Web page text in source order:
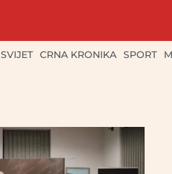
SVIJET CRNA KRONIKA SPORT